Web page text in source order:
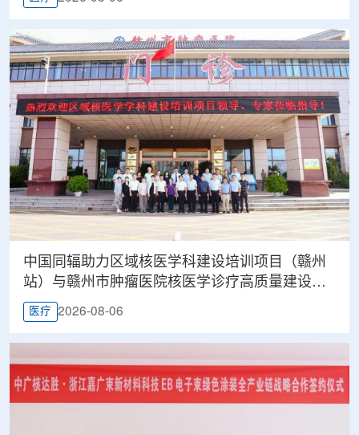
中国同辐助力区域核医学科建设培训项目（赣州
站）与赣州市肿瘤医院核医学诊疗高质量建设项
目同步启动
医疗 2026-08-06